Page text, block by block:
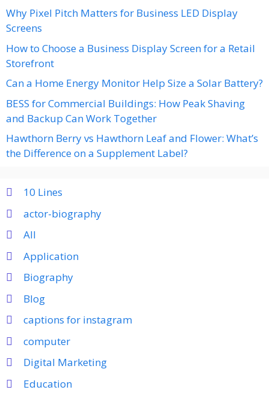
Why Pixel Pitch Matters for Business LED Display
Screens
How to Choose a Business Display Screen for a Retail
Storefront
Can a Home Energy Monitor Help Size a Solar Battery?
BESS for Commercial Buildings: How Peak Shaving
and Backup Can Work Together
Hawthorn Berry vs Hawthorn Leaf and Flower: What’s
the Difference on a Supplement Label?
10 Lines
actor-biography
All
Application
Biography
Blog
captions for instagram
computer
Digital Marketing
Education